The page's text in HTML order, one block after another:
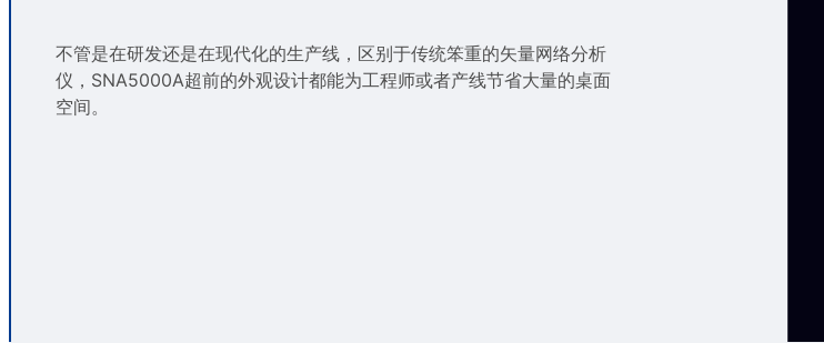
不管是在研发还是在现代化的生产线，区别于传统笨重的矢量网络分析
仪，SNA5000A超前的外观设计都能为工程师或者产线节省大量的桌面
空间。